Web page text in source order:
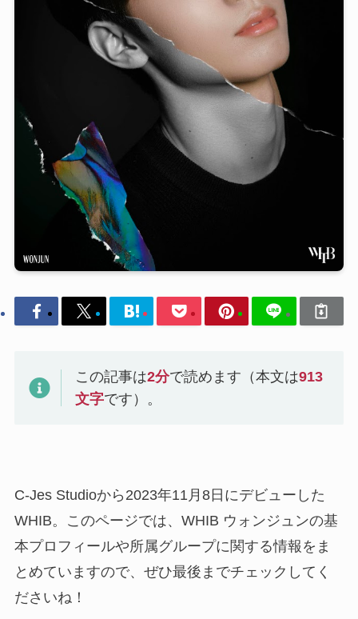
この記事は2分で読めます（本文は913
文字です）。
C-Jes Studioから2023年11月8日にデビューした
WHIB。このページでは、WHIB ウォンジュンの基
本プロフィールや所属グループに関する情報をま
とめていますので、ぜひ最後までチェックしてく
ださいね！